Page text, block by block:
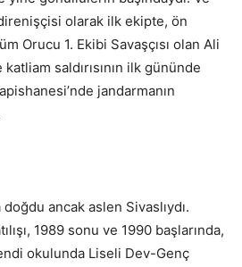
olarak ilk ekipte, ön
Orucu 1. Ekibi Savaşçısı olan Ali
katliam saldırısının ilk gününde
jandarmanın
doğdu ancak aslen Sivaslıydı.
1989 sonu ve 1990 başlarında,
okulunda Liseli Dev-Genç